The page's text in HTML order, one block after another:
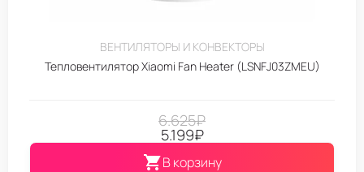
ВЕНТИЛЯТОРЫ И КОНВЕКТОРЫ
Тепловентилятор Xiaomi Fan Heater (LSNFJ03ZMEU)
6.625₽
5.199₽
В корзину